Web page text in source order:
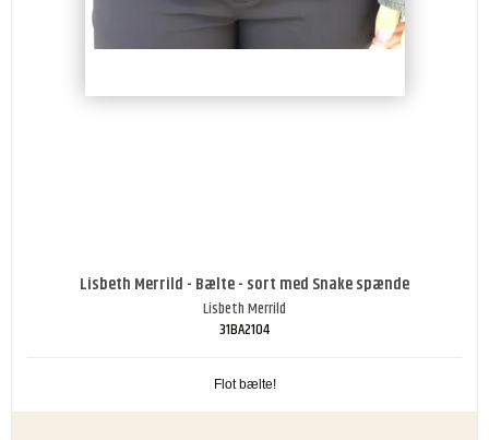
Lisbeth Merrild - Bælte - sort med Snake spænde
Lisbeth Merrild
31BA2104
Flot bælte!